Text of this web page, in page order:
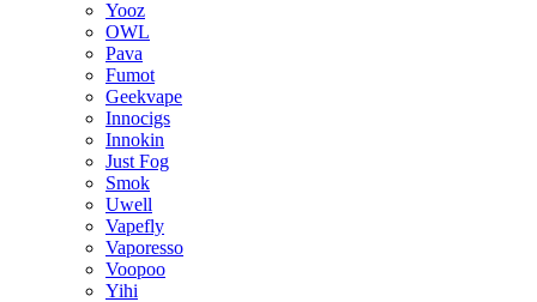
Yooz
OWL
Pava
Fumot
Geekvape
Innocigs
Innokin
Just Fog
Smok
Uwell
Vapefly
Vaporesso
Voopoo
Yihi